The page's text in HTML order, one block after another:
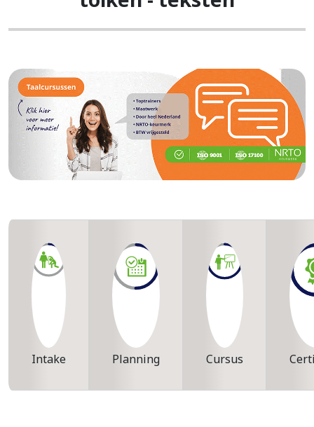
Intake Planning Cursus